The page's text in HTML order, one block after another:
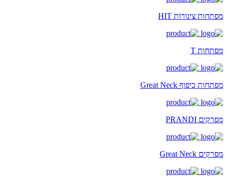
מפתחות צינורות HIT
מפתחות T
מפתחות כיפוף Great Neck
מפרקים PRANDI
מפרקים Great Neck